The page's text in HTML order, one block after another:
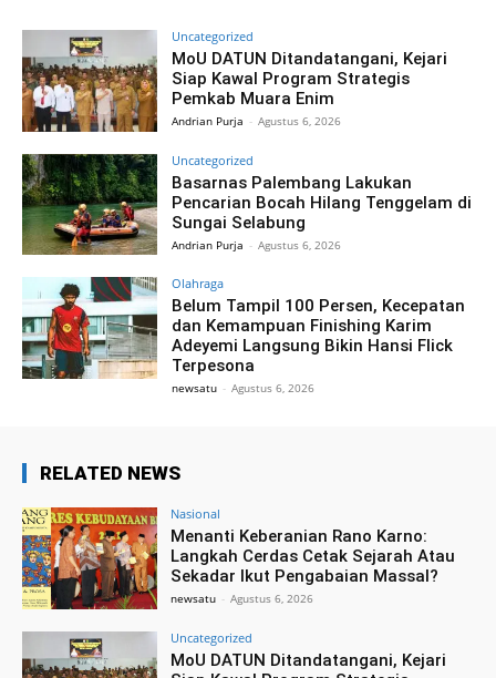
Uncategorized
MoU DATUN Ditandatangani, Kejari
Siap Kawal Program Strategis
Pemkab Muara Enim
Andrian Purja - Agustus 6, 2026
Uncategorized
Basarnas Palembang Lakukan
Pencarian Bocah Hilang Tenggelam di
Sungai Selabung
Andrian Purja - Agustus 6, 2026
Olahraga
Belum Tampil 100 Persen, Kecepatan
dan Kemampuan Finishing Karim
Adeyemi Langsung Bikin Hansi Flick
Terpesona
newsatu - Agustus 6, 2026
RELATED NEWS
Nasional
Menanti Keberanian Rano Karno:
Langkah Cerdas Cetak Sejarah Atau
Sekadar Ikut Pengabaian Massal?
newsatu - Agustus 6, 2026
Uncategorized
MoU DATUN Ditandatangani, Kejari